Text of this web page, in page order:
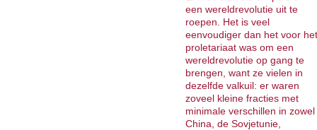
een wereldrevolutie uit te
roepen. Het is veel
eenvoudiger dan het voor het
proletariaat was om een
wereldrevolutie op gang te
brengen, want ze vielen in
dezelfde valkuil: er waren
zoveel kleine fracties met
minimale verschillen in zowel
China, de Sovjetunie,